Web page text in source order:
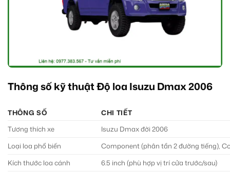
Thông số kỹ thuật Độ loa Isuzu Dmax 2006
THÔNG SỐ
CHI TIẾT
Tương thích xe
Isuzu Dmax đời 2006
Loại loa phổ biến
Component (phân tần 2 đường tiếng),
Kích thước loa cánh
6.5 inch (phù hợp vị trí cửa trước/sau)